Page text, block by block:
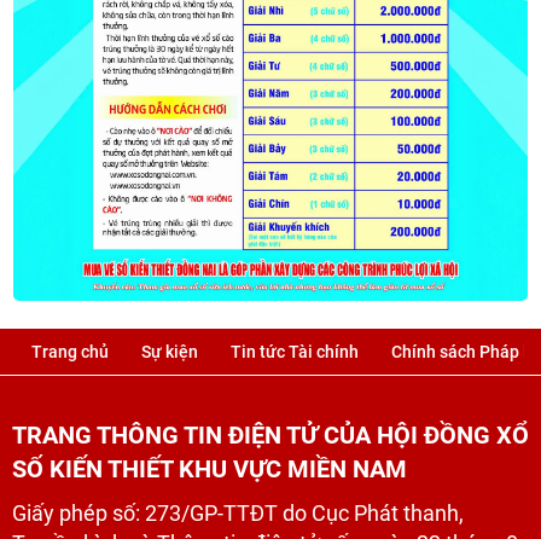
Trang chủ Sự kiện Tin tức Tài chính Chính sách Pháp
TRANG THÔNG TIN ĐIỆN TỬ CỦA HỘI ĐỒNG XỔ
SỐ KIẾN THIẾT KHU VỰC MIỀN NAM
Giấy phép số: 273/GP-TTĐT do Cục Phát thanh,